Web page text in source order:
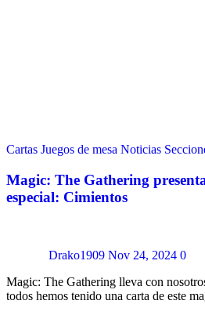
Cartas Juegos de mesa Noticias
Magic: The Gathering
especial: Cimientos
Drako1909 Nov 24, 2024 0
Magic: The Gathering lleva con
todos hemos tenido una carta de este